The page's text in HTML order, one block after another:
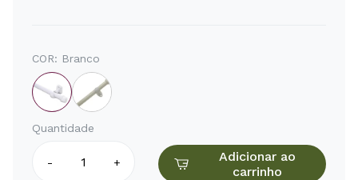
COR: Branco
Quantidade
- +
Adicionar ao
carrinho